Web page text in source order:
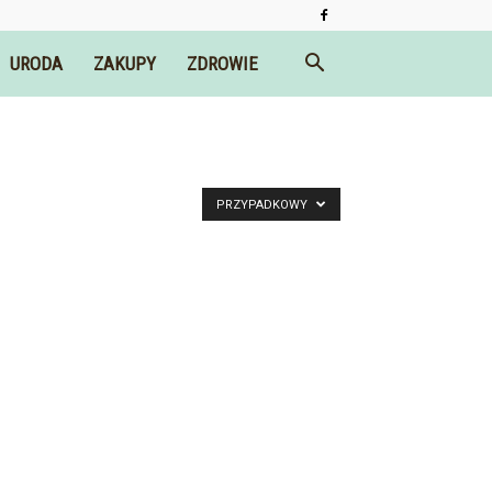
URODA ZAKUPY ZDROWIE
PRZYPADKOWY